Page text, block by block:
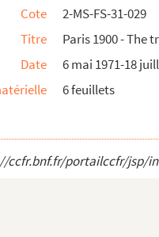
Cote
2-MS-FS-31-029
Titre
Paris 1900 - The
Date
6 mai 1971-18
6 feuillets
ccfr.bnf.fr/portailccfr/jsp/